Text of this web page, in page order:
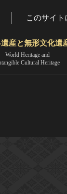
このサイト
産と無形文化遺
World Heritage and
Cultural Heritage